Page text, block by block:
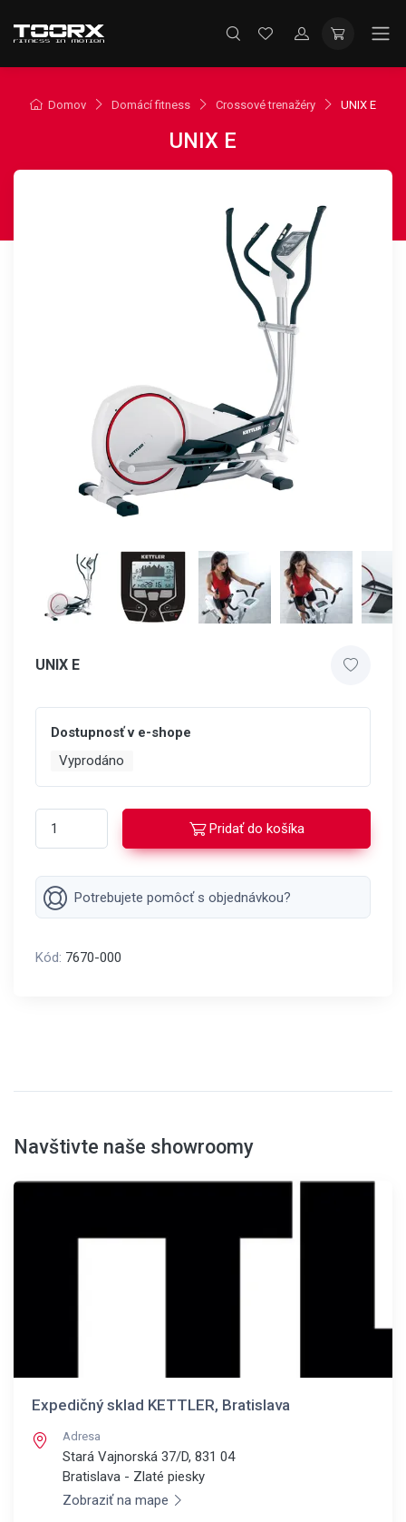
Domov Domácí fitness Crossové trenažéry UNIX E
UNIX E
UNIX E
Dostupnosť v e-shope
Vyprodáno
Pridať do košíka
Potrebujete pomôcť s objednávkou?
Kód: 7670-000
Navštivte naše showroomy
Expedičný sklad KETTLER, Bratislava
Adresa
Stará Vajnorská 37/D, 831 04
Bratislava - Zlaté piesky
Zobraziť na mape